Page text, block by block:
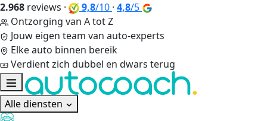
2.968 reviews · 9,8/10 · 4,8/5
Ontzorging van A tot Z
Jouw eigen team van auto-experts
Elke auto binnen bereik
Verdient zich dubbel en dwars terug
Alle diensten